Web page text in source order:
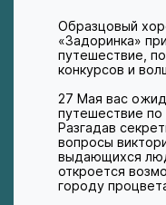
Образцовый
«Задоринка»
путешествие,
конкурсов и
27 Мая вас
путешествие
Разгадав
вопросы
выдающихся
откроется
городу